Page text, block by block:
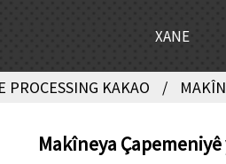
XANE
PROCESSING KAKAO
Makîneya